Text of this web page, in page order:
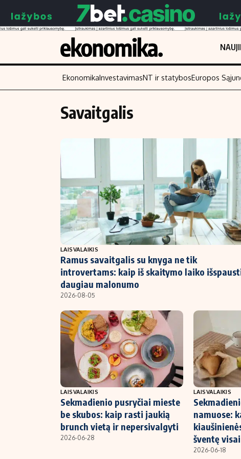
Turinys
Aplinka
Verslas
Energetika
Ekonomika
Politika
NT ir statybos
Finansai
Žemės ūkis
Technologijos
Laisvalaikis
EkonomikaInvestavimasNT ir statybosEuropos
Savaitgalis
LAISVALAIKIS
Ramus savaitgalis su knyga ne tik
introvertams: kaip iš skaitymo laiko
daugiau malonumo
2026-08-05
LAISVALAIKIS
Sekmadienio pusryčiai mieste
be skubos: kaip rasti jaukią
brunch vietą ir nepersivalgyti
2026-06-28
LAISVALAIKIS
namuose:
šventę
2026-06-18